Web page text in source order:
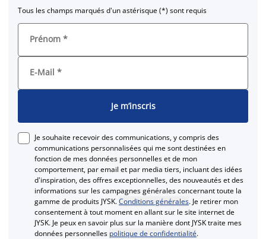
Tous les champs marqués d'un astérisque (*) sont requis
Prénom *
E-Mail *
Je m’inscris
Je souhaite recevoir des communications, y compris des
communications personnalisées qui me sont destinées en
fonction de mes données personnelles et de mon
comportement, par email et par media tiers, incluant des idées
d'inspiration, des offres exceptionnelles, des nouveautés et des
informations sur les campagnes générales concernant toute la
gamme de produits JYSK.Conditions générales. Je retirer mon
consentement à tout moment en allant sur le site internet de
JYSK. Je peux en savoir plus sur la manière dont JYSK traite mes
données personnelles politique de confidentialité.